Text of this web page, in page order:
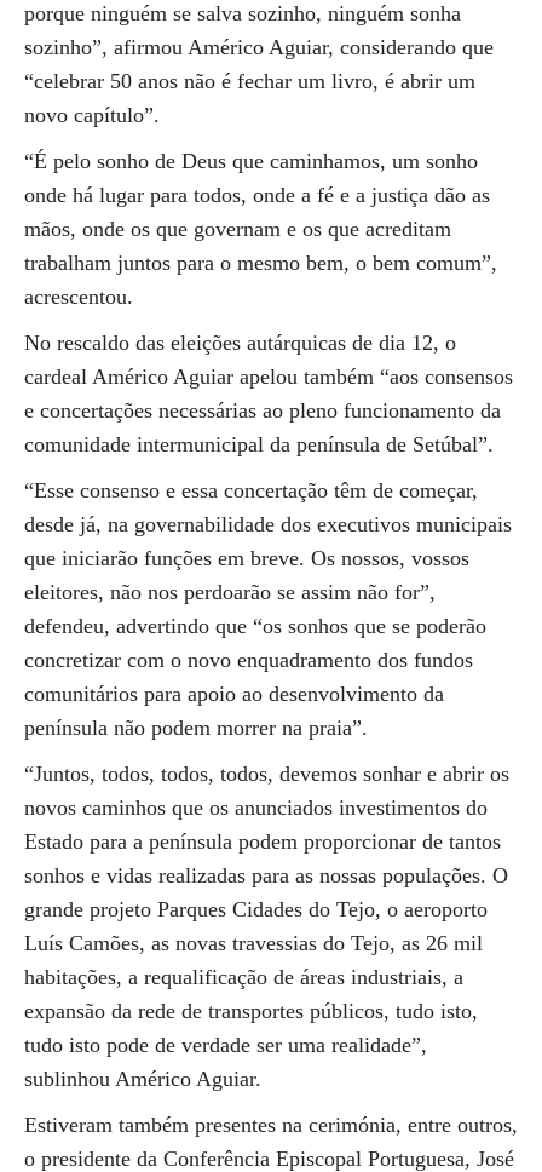
porque ninguém se salva sozinho, ninguém sonha
sozinho”, afirmou Américo Aguiar, considerando que
“celebrar 50 anos não é fechar um livro, é abrir um
novo capítulo”.
“É pelo sonho de Deus que caminhamos, um sonho
onde há lugar para todos, onde a fé e a justiça dão as
mãos, onde os que governam e os que acreditam
trabalham juntos para o mesmo bem, o bem comum”,
acrescentou.
No rescaldo das eleições autárquicas de dia 12, o
cardeal Américo Aguiar apelou também “aos consensos
e concertações necessárias ao pleno funcionamento da
comunidade intermunicipal da península de Setúbal”.
“Esse consenso e essa concertação têm de começar,
desde já, na governabilidade dos executivos municipais
que iniciarão funções em breve. Os nossos, vossos
eleitores, não nos perdoarão se assim não for”,
defendeu, advertindo que “os sonhos que se poderão
concretizar com o novo enquadramento dos fundos
comunitários para apoio ao desenvolvimento da
península não podem morrer na praia”.
“Juntos, todos, todos, todos, devemos sonhar e abrir os
novos caminhos que os anunciados investimentos do
Estado para a península podem proporcionar de tantos
sonhos e vidas realizadas para as nossas populações. O
grande projeto Parques Cidades do Tejo, o aeroporto
Luís Camões, as novas travessias do Tejo, as 26 mil
habitações, a requalificação de áreas industriais, a
expansão da rede de transportes públicos, tudo isto,
tudo isto pode de verdade ser uma realidade”,
sublinhou Américo Aguiar.
Estiveram também presentes na cerimónia, entre outros,
o presidente da Conferência Episcopal Portuguesa, José